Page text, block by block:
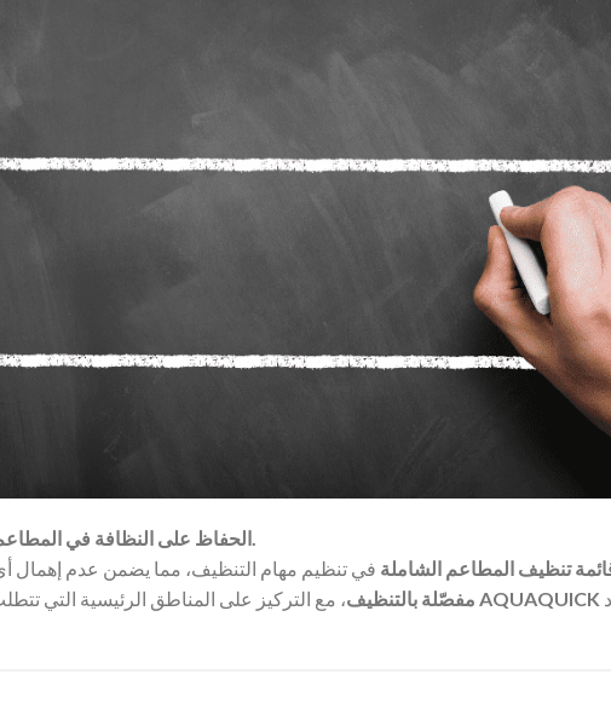
الحفاظ على النظافة في المطاعم أمر بالغ الأهمية لضمان تجربة آمنة وممتعة للضيوف.
تنظيف المطاعم الشاملة في تنظيم مهام التنظيف، مما يضمن عدم إهمال
مفصّلة بالتنظيف AQUAQUICK